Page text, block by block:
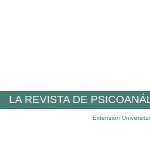
LA REVISTA DE
Extensión